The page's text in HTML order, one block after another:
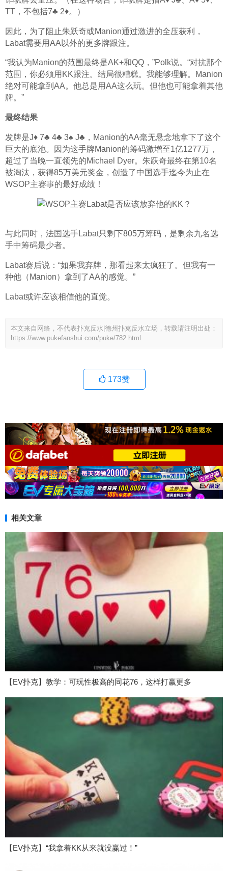
TT，不包括7♣ 2♦。）
因此，为了阻止朱跃奇或Manion通过激进的全压获利，
Labat需要用AA以外的更多牌跟注。
“我认为Manion的范围最终是AK+和QQ，”Polk说。“对抗那个
范围，你必须用KK跟注。结局很糟糕。我能够理解。Manion
绝对可能拿到AA。他总是用AA这么玩。但他也可能拿着其他
牌。”
最终结果
发牌是J♦ 7♣ 4♣ 3♠ J♣，Manion的AA毫无悬念地拿下了这个
巨大的底池。因为这手牌Manion的筹码激增至1亿1277万，
超过了当晚一直领先的Michael Dyer。朱跃奇最终在第10名
被淘汰，获得85万美元奖金，创造了中国选手迄今为止在
WSOP主赛事的最好成绩！
与此同时，法国选手Labat只剩下805万筹码，是剩余九名选
手中筹码最少者。
Labat赛后说：“如果我弃牌，那看起来太疯狂了。但我有一
种他（Manion）拿到了AA的感觉。”
Labat或许应该相信他的直觉。
本文来自网络，不代表扑克反水|德州扑克反水立场，转载请注明出处：
https://www.pukefanshui.com/puke/782.html
173赞
相关文章
【EV扑克】教学：可玩性极高的同花76，这样打赢更多
【EV扑克】“我拿着KK从来就没赢过！”